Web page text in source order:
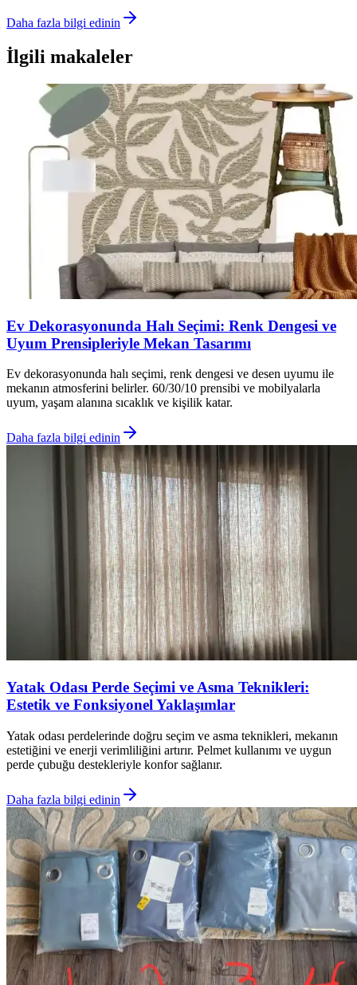
Daha fazla bilgi edinin
İlgili makaleler
Ev Dekorasyonunda Halı Seçimi: Renk Dengesi ve
Uyum Prensipleriyle Mekan Tasarımı
Ev dekorasyonunda halı seçimi, renk dengesi ve desen uyumu ile
mekanın atmosferini belirler. 60/30/10 prensibi ve mobilyalarla
uyum, yaşam alanına sıcaklık ve kişilik katar.
Daha fazla bilgi edinin
Yatak Odası Perde Seçimi ve Asma Teknikleri:
Estetik ve Fonksiyonel Yaklaşımlar
Yatak odası perdelerinde doğru seçim ve asma teknikleri, mekanın
estetiğini ve enerji verimliliğini artırır. Pelmet kullanımı ve uygun
perde çubuğu destekleriyle konfor sağlanır.
Daha fazla bilgi edinin